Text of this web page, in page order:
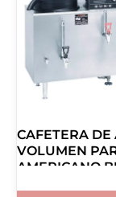
CAFETERA DE
VOLUMEN
AMERICANO